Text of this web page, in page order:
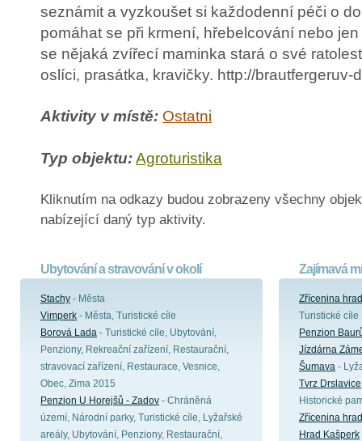
seznámit a vyzkoušet si každodenní péči o
pomáhat se při krmení, hřebelcování nebo
se nějaká zvířecí maminka stará o své
oslíci, prasátka, kravičky. http://brautfergeruv-
Aktivity v místě: Ostatni
Typ objektu:Agroturistika
Kliknutím na odkazy budou zobrazeny všechny
nabízející daný typ aktivity.
Ubytování a stravování v okolí
Stachy - Města
Vimperk - Města, Turistické cíle
Borová Lada - Turistické cíle, Ubytování,
Penziony, Rekreační zařízení, Restaurační,
stravovací zařízení, Restaurace, Vesnice,
Obec, Zima 2015
Penzion U Horejšů - Zadov - Chráněná
území, Národní parky, Turistické cíle, Lyžařské
areály, Ubytování, Penziony, Restaurační,
Zajímavá
Zřícenina
Turistické cíle
Penzion
Jízdárna
Šumava -
Tvrz Drslavice
Historické
Zřícenina
Hrad Kašperk